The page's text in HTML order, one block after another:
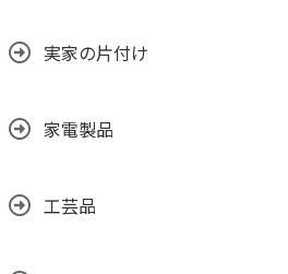
実家の片付け
家電製品
工芸品